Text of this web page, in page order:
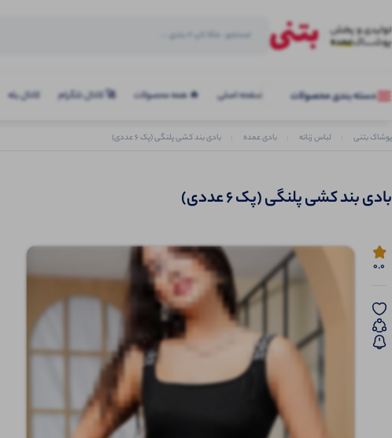
دسته بندی محصولات صفحه اصلی 🔥 همه محصولات 🚀 کانال تلگرام کانال بله
پوشاک بتنی لباس زنانه بادی عمده بادی بند کشی پلنگی (پک 6 عددی)
بادی بند کشی پلنگی (پک 6 عددی)
0.0